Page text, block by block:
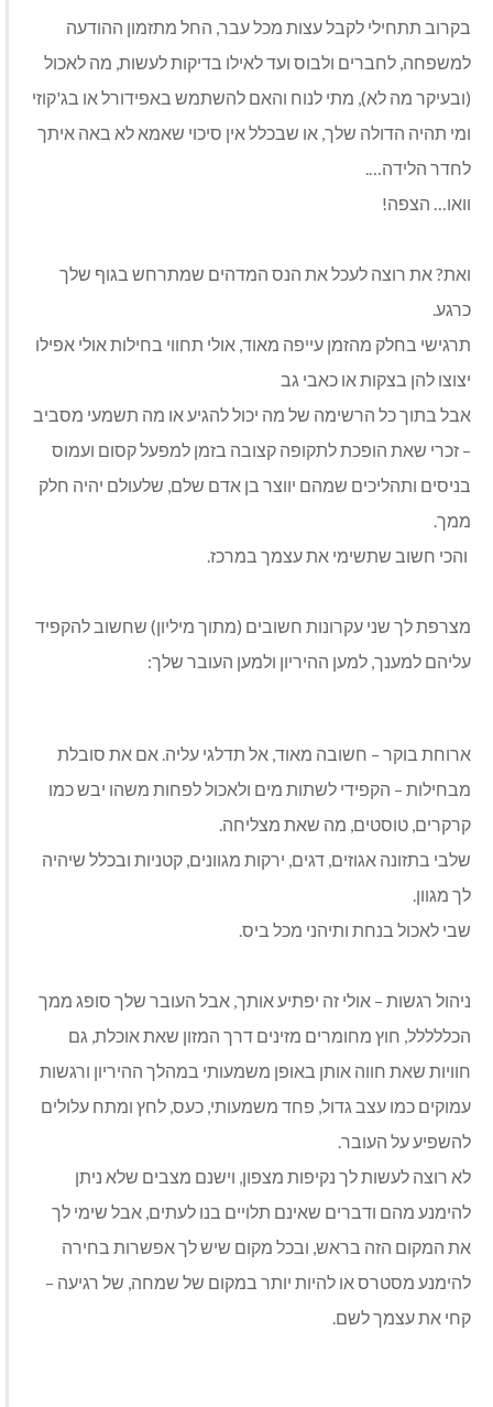
בקרוב תתחילי לקבל עצות מכל עבר, החל מתזמון ההודעה
למשפחה, לחברים ולבוס ועד לאילו בדיקות לעשות, מה לאכול
(ובעיקר מה לא), מתי לנוח והאם להשתמש באפידורל או בג'קוזי
ומי תהיה הדולה שלך, או שבכלל אין סיכוי שאמא לא באה איתך
לחדר הלידה….
וואו… הצפה!
ואת? את רוצה לעכל את הנס המדהים שמתרחש בגוף שלך
כרגע.
תרגישי בחלק מהזמן עייפה מאוד, אולי תחווי בחילות אולי אפילו
יצוצו להן בצקות או כאבי גב
אבל בתוך כל הרשימה של מה יכול להגיע או מה תשמעי מסביב
– זכרי שאת הופכת לתקופה קצובה בזמן למפעל קסום ועמוס
בניסים ותהליכים שמהם יווצר בן אדם שלם, שלעולם יהיה חלק
ממך.
והכי חשוב שתשימי את עצמך במרכז.
מצרפת לך שני עקרונות חשובים (מתוך מיליון) שחשוב להקפיד
עליהם למענך, למען ההיריון ולמען העובר שלך:
ארוחת בוקר – חשובה מאוד, אל תדלגי עליה. אם את סובלת
מבחילות – הקפידי לשתות מים ולאכול לפחות משהו יבש כמו
קרקרים, טוסטים, מה שאת מצליחה.
שלבי בתזונה אגוזים, דגים, ירקות מגוונים, קטניות ובכלל שיהיה
לך מגוון.
שבי לאכול בנחת ותיהני מכל ביס.
ניהול רגשות – אולי זה יפתיע אותך, אבל העובר שלך סופג ממך
הכללללל, חוץ מחומרים מזינים דרך המזון שאת אוכלת, גם
חוויות שאת חווה אותן באופן משמעותי במהלך ההיריון ורגשות
עמוקים כמו עצב גדול, פחד משמעותי, כעס, לחץ ומתח עלולים
להשפיע על העובר.
לא רוצה לעשות לך נקיפות מצפון, וישנם מצבים שלא ניתן
להימנע מהם ודברים שאינם תלויים בנו לעתים, אבל שימי לך
את המקום הזה בראש, ובכל מקום שיש לך אפשרות בחירה
להימנע מסטרס או להיות יותר במקום של שמחה, של רגיעה –
קחי את עצמך לשם.